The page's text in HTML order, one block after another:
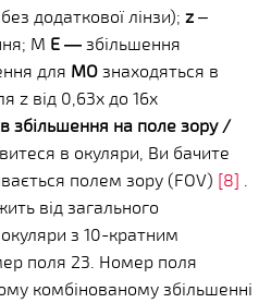
додаткової лінзи); z –
M E — збільшення
для MO знаходяться в
z від 0,63x до 16x
збільшення на поле зору /
в окуляри, Ви бачите
полем зору (FOV) [8]
від загального
з 10-кратним
поля 23. Номер поля
комбінованому збільшенні